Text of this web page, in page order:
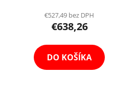
s Vysokým HD
Rozlíšením 80cm
Pútač Fan
€527,49 bez DPH
€638,26
DO KOŠÍKA